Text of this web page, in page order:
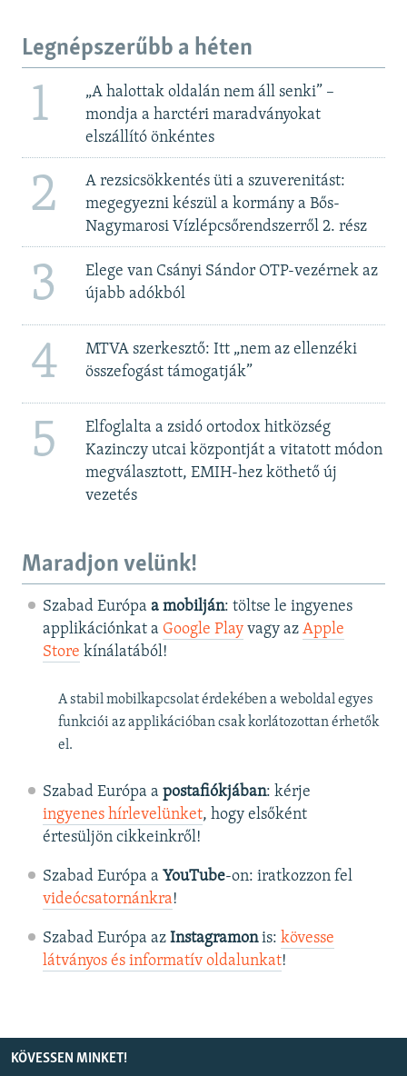
Legnépszerűbb a héten
1
„A halottak oldalán nem áll senki” –
mondja a harctéri maradványokat
elszállító önkéntes
2
A rezsicsökkentés üti a szuverenitást:
megegyezni készül a kormány a Bős-
Nagymarosi Vízlépcsőrendszerről 2. rész
3
Elege van Csányi Sándor OTP-vezérnek az
újabb adókból
4
MTVA szerkesztő: Itt „nem az ellenzéki
összefogást támogatják”
5
Elfoglalta a zsidó ortodox hitközség
Kazinczy utcai központját a vitatott módon
megválasztott, EMIH-hez köthető új
vezetés
Maradjon velünk!
Szabad Európa a mobilján: töltse le ingyenes
applikációnkat a Google Playvagy az Apple
Store kínálatából!
A stabil mobilkapcsolat érdekében a weboldal egyes
funkciói az applikációban csak korlátozottan érhetők
el.
Szabad Európa a postafiókjában: kérje
ingyenes hírlevelünket, hogy elsőként
értesüljön cikkeinkről!
Szabad Európa a YouTube-on: iratkozzon fel
videócsatornánkra!
Szabad Európa az Instagramonis: kövesse
látványos és informatív oldalunkat! ​
KÖVESSEN MINKET!